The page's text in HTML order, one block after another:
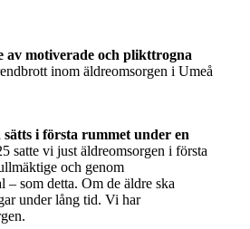
av motiverade och plikttrogna
inom äldreomsorgen i Umeå
i första rummet under en
satte vi just äldreomsorgen i första
och genom
som detta. Om de äldre ska
under lång tid. Vi har